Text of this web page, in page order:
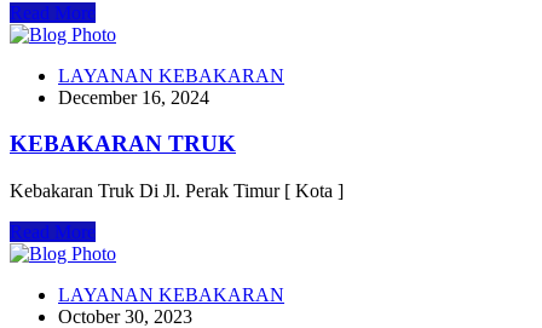
Read More
LAYANAN KEBAKARAN
December 16, 2024
KEBAKARAN TRUK
Kebakaran Truk Di Jl. Perak Timur [ Kota ]
Read More
LAYANAN KEBAKARAN
October 30, 2023